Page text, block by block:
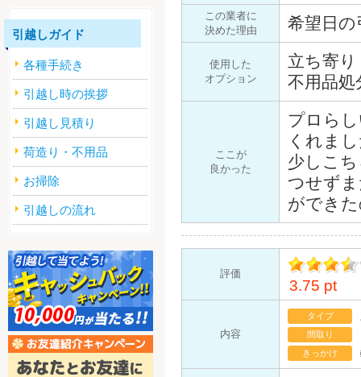
この業者に
決めた理由
希望日
使用した
オプション
立ち寄り
不用品処
ここが
良かった
プロら
くれま
少しこ
つせず
ができ
評価
イント
3.75 pt
内容
タイプ
間取り
きっかけ
引越しガイド
各種手続き
引越し時の挨拶
引越し見積り
荷造り・不用品
お掃除
引越しの流れ